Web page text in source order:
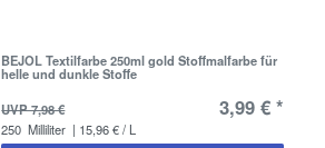
BEJOL Textilfarbe 250ml gold Stoffmalfarbe für
helle und dunkle Stoffe
UVP 7,98 €
3,99 € *
250 Milliliter | 15,96 € / L